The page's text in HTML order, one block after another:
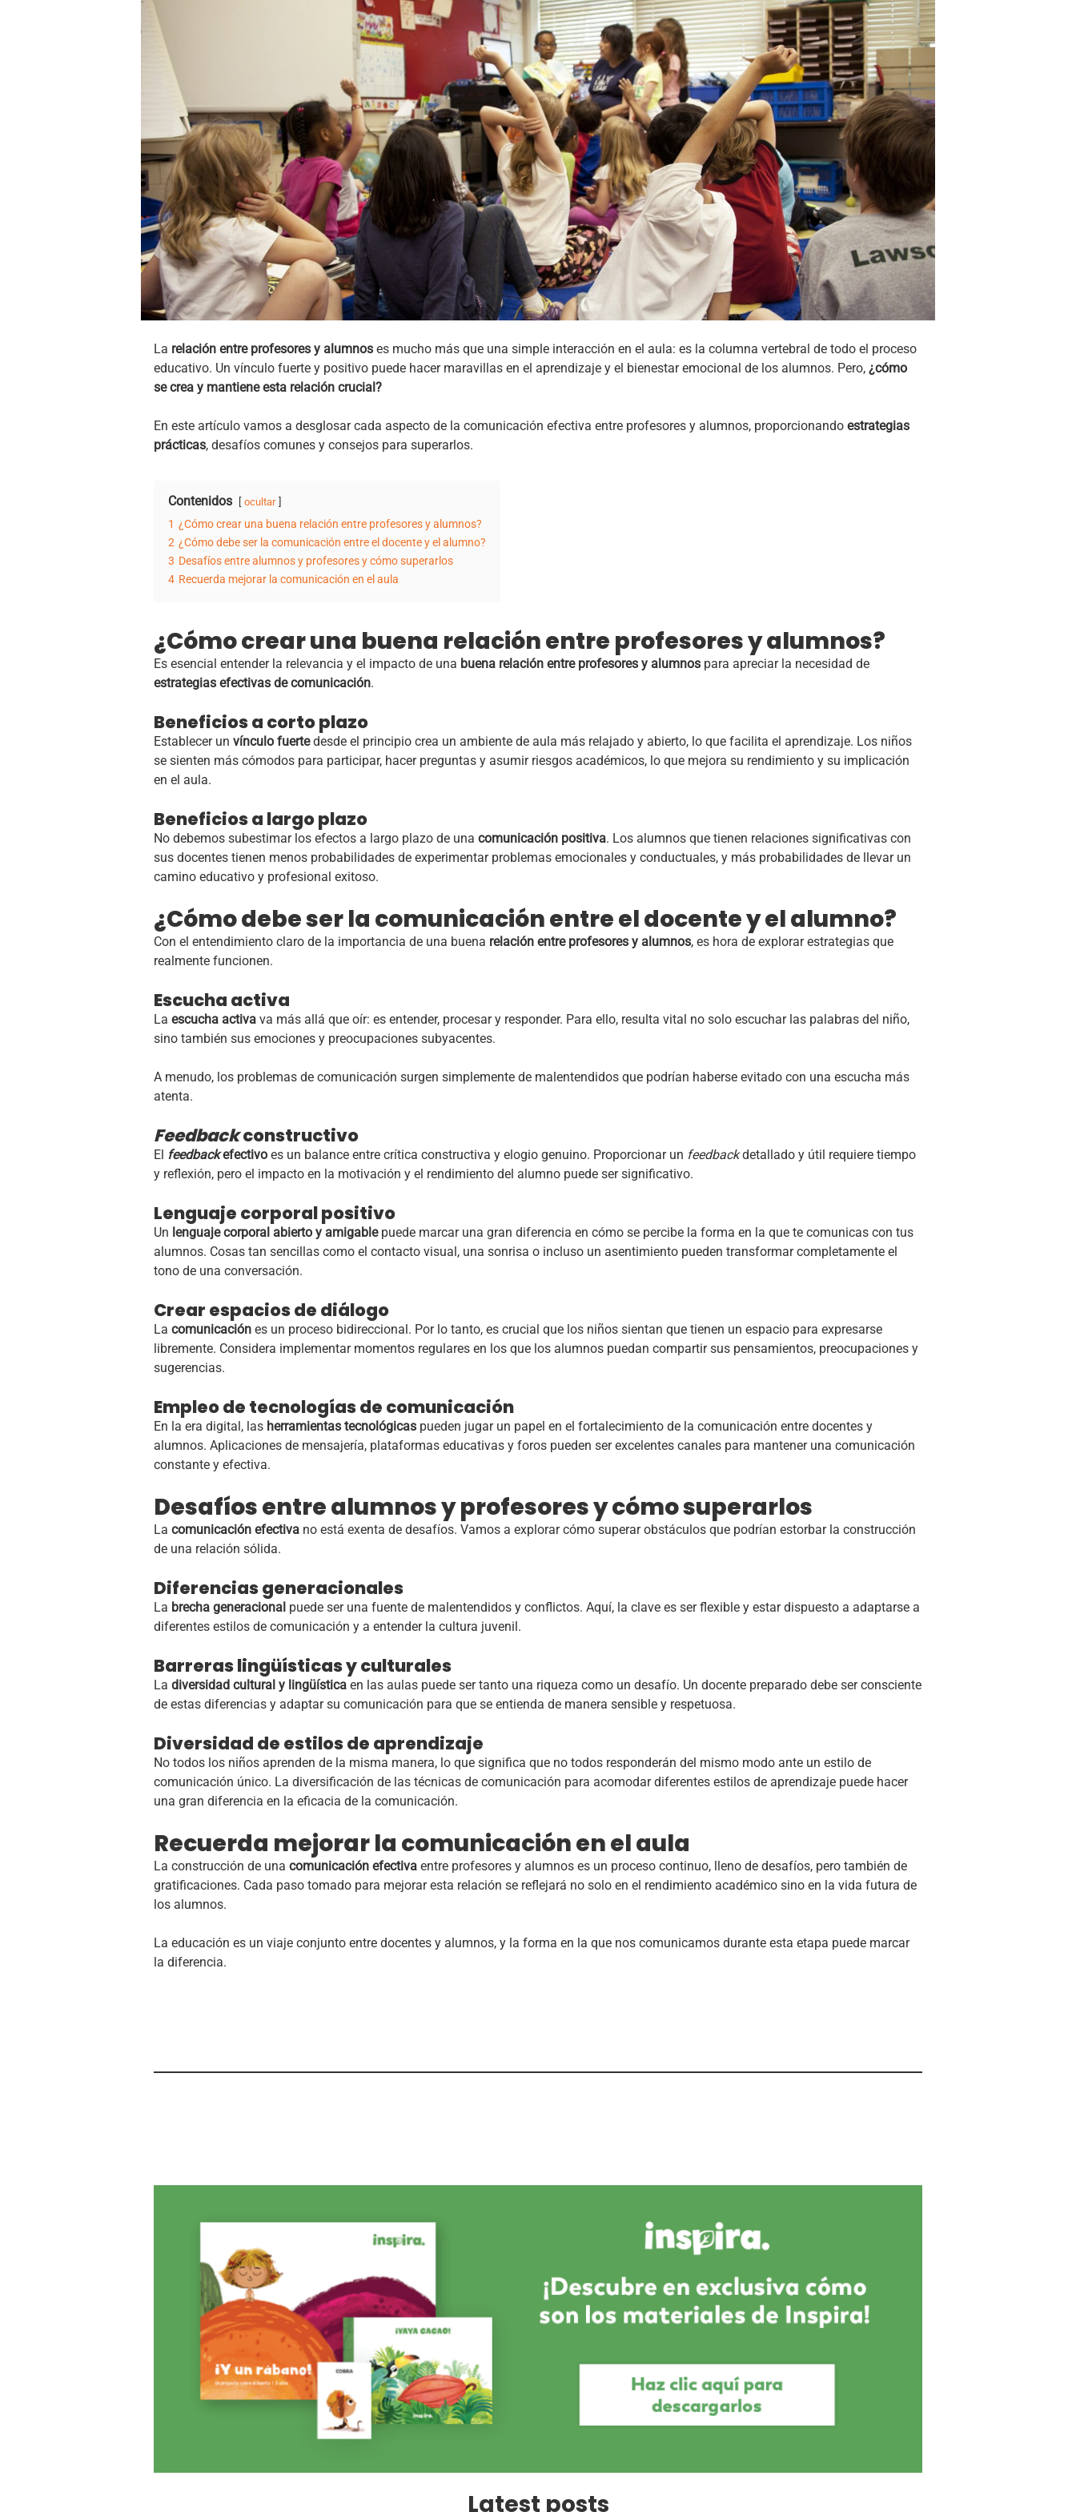
La relación entre profesores y alumnos es mucho más que una simple interacción en el aula: es la columna vertebral de todo el proceso
educativo. Un vínculo fuerte y positivo puede hacer maravillas en el aprendizaje y el bienestar emocional de los alumnos. Pero, ¿cómo
se crea y mantiene esta relación crucial?
En este artículo vamos a desglosar cada aspecto de la comunicación efectiva entre profesores y alumnos, proporcionando estrategias
prácticas, desafíos comunes y consejos para superarlos.
Contenidos ocultar
1 ¿Cómo crear una buena relación entre profesores y alumnos?
2 ¿Cómo debe ser la comunicación entre el docente y el alumno?
3 Desafíos entre alumnos y profesores y cómo superarlos
4 Recuerda mejorar la comunicación en el aula
¿Cómo crear una buena relación entre profesores y alumnos?
Es esencial entender la relevancia y el impacto de una buena relación entre profesores y alumnos para apreciar la necesidad de
estrategias efectivas de comunicación.
Beneficios a corto plazo
Establecer un vínculo fuertedesde el principio crea un ambiente de aula más relajado y abierto, lo que facilita el aprendizaje. Los niños
se sienten más cómodos para participar, hacer preguntas y asumir riesgos académicos, lo que mejora su rendimiento y su implicación
en el aula.
Beneficios a largo plazo
No debemos subestimar los efectos a largo plazo de una comunicación positiva. Los alumnos que tienen relaciones significativas con
sus docentes tienen menos probabilidades de experimentar problemas emocionales y conductuales, y más probabilidades de llevar un
camino educativo y profesional exitoso.
¿Cómo debe ser la comunicación entre el docente y el alumno?
Con el entendimiento claro de la importancia de una buena relación entre profesores y alumnos, es hora de explorar estrategias que
realmente funcionen.
Escucha activa
La escucha activa va más allá que oír: es entender, procesar y responder. Para ello, resulta vital no solo escuchar las palabras del niño,
sino también sus emociones y preocupaciones subyacentes.
A menudo, los problemas de comunicación surgen simplemente de malentendidos que podrían haberse evitado con una escucha más
atenta.
Feedbackconstructivo
El feedbackefectivo es un balance entre crítica constructiva y elogio genuino. Proporcionar un feedbackdetallado y útil requiere tiempo
y reflexión, pero el impacto en la motivación y el rendimiento del alumno puede ser significativo.
Lenguaje corporal positivo
Un lenguaje corporal abierto y amigablepuede marcar una gran diferencia en cómo se percibe la forma en la que te comunicas con tus
alumnos. Cosas tan sencillas como el contacto visual, una sonrisa o incluso un asentimiento pueden transformar completamente el
tono de una conversación.
Crear espacios de diálogo
La comunicación es un proceso bidireccional. Por lo tanto, es crucial que los niños sientan que tienen un espacio para expresarse
libremente. Considera implementar momentos regulares en los que los alumnos puedan compartir sus pensamientos, preocupaciones y
sugerencias.
Empleo de tecnologías de comunicación
En la era digital, las herramientas tecnológicas pueden jugar un papel en el fortalecimiento de la comunicación entre docentes y
alumnos. Aplicaciones de mensajería, plataformas educativas y foros pueden ser excelentes canales para mantener una comunicación
constante y efectiva.
Desafíos entre alumnos y profesores y cómo superarlos
La comunicación efectiva no está exenta de desafíos. Vamos a explorar cómo superar obstáculos que podrían estorbar la construcción
de una relación sólida.
Diferencias generacionales
La brecha generacional puede ser una fuente de malentendidos y conflictos. Aquí, la clave es ser flexible y estar dispuesto a adaptarse a
diferentes estilos de comunicación y a entender la cultura juvenil.
Barreras lingüísticas y culturales
La diversidad cultural y lingüística en las aulas puede ser tanto una riqueza como un desafío. Un docente preparado debe ser consciente
de estas diferencias y adaptar su comunicación para que se entienda de manera sensible y respetuosa.
Diversidad de estilos de aprendizaje
No todos los niños aprenden de la misma manera, lo que significa que no todos responderán del mismo modo ante un estilo de
comunicación único. La diversificación de las técnicas de comunicación para acomodar diferentes estilos de aprendizaje puede hacer
una gran diferencia en la eficacia de la comunicación.
Recuerda mejorar la comunicación en el aula
La construcción de una comunicación efectiva entre profesores y alumnos es un proceso continuo, lleno de desafíos, pero también de
gratificaciones. Cada paso tomado para mejorar esta relación se reflejará no solo en el rendimiento académico sino en la vida futura de
los alumnos.
La educación es un viaje conjunto entre docentes y alumnos, y la forma en la que nos comunicamos durante esta etapa puede marcar
la diferencia.
Latest posts